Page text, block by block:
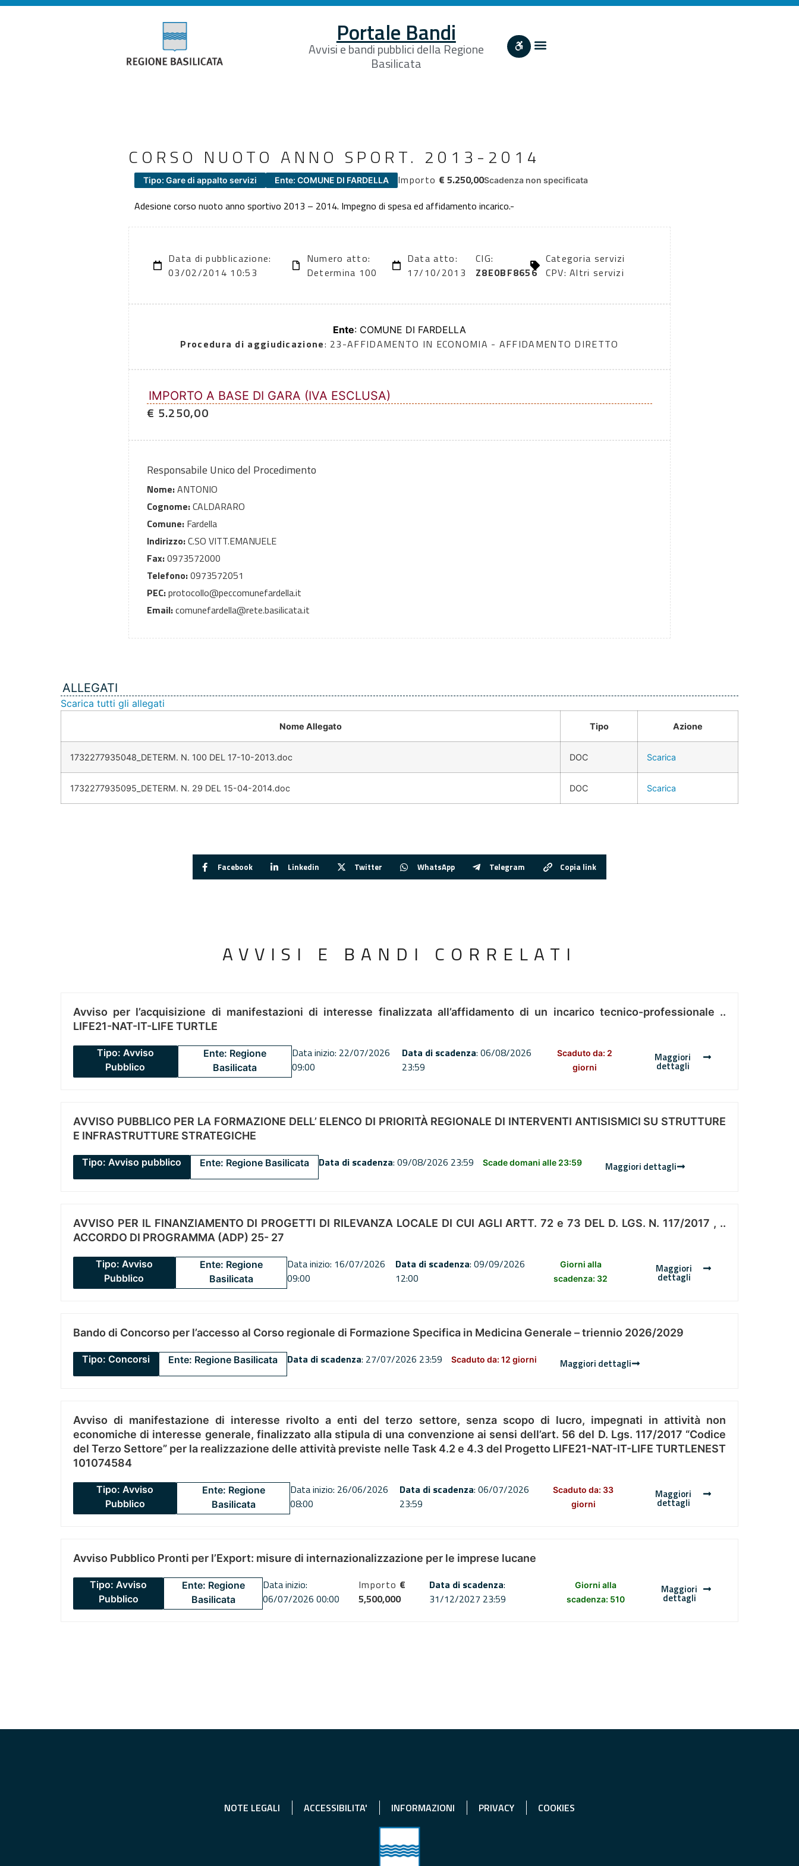
Portale Bandi
Avvisi e bandi pubblici della Regione
Basilicata
CORSO NUOTO ANNO SPORT. 2013-2014
Tipo: Gare di appalto servizi Ente: COMUNE DI FARDELLA Importo € 5.250,00Scadenza non specificata
Adesione corso nuoto anno sportivo 2013 – 2014. Impegno di spesa ed affidamento incarico.-
Data di pubblicazione:
03/02/2014 10:53
Numero atto:
Determina 100
Data atto:
17/10/2013
CIG:
Z8E0BF8656
Categoria servizi
CPV: Altri servizi
Ente: COMUNE DI FARDELLA
Procedura di aggiudicazione: 23-AFFIDAMENTO IN ECONOMIA - AFFIDAMENTO DIRETTO
IMPORTO A BASE DI GARA (IVA ESCLUSA)
€ 5.250,00
Responsabile Unico del Procedimento
Nome:ANTONIO
Cognome:CALDARARO
Comune: Fardella
Indirizzo:C.SO VITT.EMANUELE
Fax:0973572000
Telefono:0973572051
PEC:protocollo@peccomunefardella.it
Email:comunefardella@rete.basilicata.it
ALLEGATI
Scarica tutti gli allegati
Nome Allegato Tipo Azione
1732277935048_DETERM. N. 100 DEL 17-10-2013.doc DOC Scarica
1732277935095_DETERM. N. 29 DEL 15-04-2014.doc DOC Scarica
Facebook Linkedin Twitter WhatsApp Telegram Copia link
AVVISI E BANDI CORRELATI
Avviso per l’acquisizione di manifestazioni di interesse finalizzata all’affidamento di un incarico tecnico-professionale ..
LIFE21-NAT-IT-LIFE TURTLE
Tipo: Avviso
Pubblico
Ente: Regione
Basilicata
Data inizio: 22/07/2026
09:00
Data di scadenza: 06/08/2026
23:59
Scaduto da: 2
giorni
Maggiori
dettagli
AVVISO PUBBLICO PER LA FORMAZIONE DELL’ ELENCO DI PRIORITÀ REGIONALE DI INTERVENTI ANTISISMICI SU STRUTTURE
E INFRASTRUTTURE STRATEGICHE
Tipo: Avviso pubblico Ente: Regione Basilicata Data di scadenza: 09/08/2026 23:59 Scade domani alle 23:59 Maggiori dettagli
AVVISO PER IL FINANZIAMENTO DI PROGETTI DI RILEVANZA LOCALE DI CUI AGLI ARTT. 72 e 73 DEL D. LGS. N. 117/2017 , ..
ACCORDO DI PROGRAMMA (ADP) 25- 27
Tipo: Avviso
Pubblico
Ente: Regione
Basilicata
Data inizio: 16/07/2026
09:00
Data di scadenza: 09/09/2026
12:00
Giorni alla
scadenza: 32
Maggiori
dettagli
Bando di Concorso per l’accesso al Corso regionale di Formazione Specifica in Medicina Generale – triennio 2026/2029
Tipo: Concorsi Ente: Regione Basilicata Data di scadenza: 27/07/2026 23:59 Scaduto da: 12 giorni Maggiori dettagli
Avviso di manifestazione di interesse rivolto a enti del terzo settore, senza scopo di lucro, impegnati in attività non
economiche di interesse generale, finalizzato alla stipula di una convenzione ai sensi dell’art. 56 del D. Lgs. 117/2017 “Codice
del Terzo Settore” per la realizzazione delle attività previste nelle Task 4.2 e 4.3 del Progetto LIFE21-NAT-IT-LIFE TURTLENEST
101074584
Tipo: Avviso
Pubblico
Ente: Regione
Basilicata
Data inizio: 26/06/2026
08:00
Data di scadenza: 06/07/2026
23:59
Scaduto da: 33
giorni
Maggiori
dettagli
Avviso Pubblico Pronti per l’Export: misure di internazionalizzazione per le imprese lucane
Tipo: Avviso
Pubblico
Ente: Regione
Basilicata
Data inizio:
06/07/2026 00:00
Importo €
5,500,000
Data di scadenza:
31/12/2027 23:59
Giorni alla
scadenza: 510
Maggiori
dettagli
NOTE LEGALI ACCESSIBILITA' INFORMAZIONI PRIVACY COOKIES